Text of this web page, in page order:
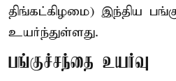
திங்கட்கிழமை) இந்திய
உயர்ந்துள்ளது.
பங்குச்சந்தை உயர்வு